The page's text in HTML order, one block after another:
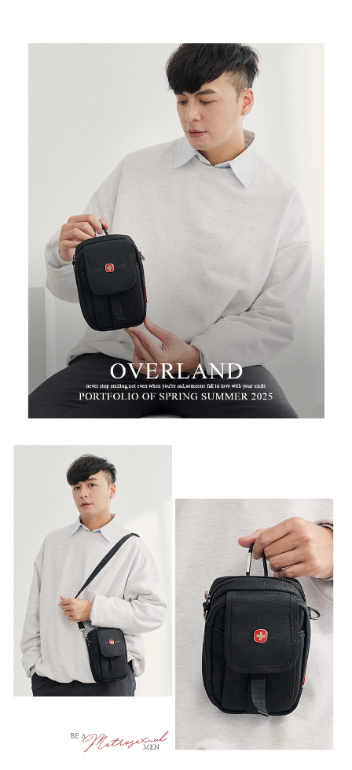
１．簡單：不需註冊會員、不需綁卡、不需儲值。
２．便利：只要手機號碼，簡訊認證，即可結帳。
３．安心：先確認商品／服務後，再付款。
１．於結帳方式選擇「AFTEE先享後付」後，將跳轉至「AFTEE先享後付」
結帳頁面，進行簡訊認證並確認金額後，即可完成結帳。
２．訂單成立數日內，您將收到繳費通知簡訊。
３．收到繳費通知簡訊後14天內，點擊此簡訊中的連結，可透過四大超商／
ATM／網路銀行／等多元方式進行付款，方視為交易完成。
※ 請注意：結帳手續完成當下不需立刻繳費，但若您需要取消訂單，請聯絡
購買商品的店家。未經商家同意取消之訂單仍視為有效，需透過AFTEE先享
後付繳納相關費用。
※ 交易是否成功請以「AFTEE先享後付 」之結帳頁面顯示為準，若有關於
是否繳費成功／繳費後需取消欲退款等相關疑問，請聯繫「AFTEE先享後付
客戶支援中心」https://netprotections.freshdesk.com/support/home
【注意事項】
１．透過由恩沛科技股份有限公司提供之「AFTEE先享後付」服務完成之交
易，需依本服務之必要範圍內提供個人資料，並將交易相關給付款項請求債
權轉讓予恩沛科技股份有限公司。
２．關於個人資料處理事宜，請瀏覽以下網址：
https://aftee.tw/terms/#terms3
３．未成年的使用者請事先徵得法定代理人或監護人之同意方可使用
「AFTEE先享後付」，若未經同意申辦者引起之損失，本公司不負相關責
時審查核予不同之上限額度；若仍有額度不足之情形，本公司將視審查結果
請求用戶進行身份認證。
５．嚴禁一人註冊多個帳號或使用他人資訊註冊。若發現惡意使用之情形，
恩沛科技股份有限公司將有權停止該用戶之使用額度並採取法律行動。
每筆NT$100，滿NT$699(含以上)免運費
每筆NT$100，滿NT$699(含以上)免運費
萊爾富取貨付款
每筆NT$80
付款後萊爾富取貨
每筆NT$80
每筆NT$100，滿NT$699(含以上)免運費
付款後7-11取貨
每筆NT$100，滿NT$699(含以上)免運費
每筆NT$100，滿NT$999(含以上)免運費
每筆NT$100，滿NT$999(含以上)免運費
新竹物流/黑貓
每筆NT$250，滿NT$2,000(含以上)免運費